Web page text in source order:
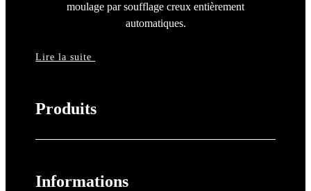
moulage par soufflage creux entièrement
automatiques.
Lire la suite
Produits
Informations